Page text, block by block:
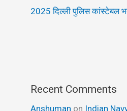
2025 दिल्ली पुलिस कांस्टेबल
Recent Comments
Anshuman on Indian